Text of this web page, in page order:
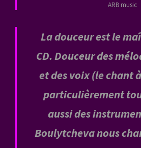
ARB music
La douceur est le
CD. Douceur des
et des voix (le chant
particulièrement
aussi des
Boulytcheva nous